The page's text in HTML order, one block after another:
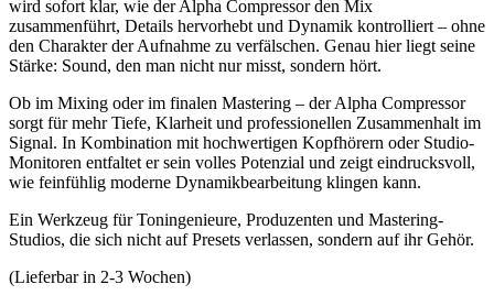
wird sofort klar, wie der Alpha Compressor den Mix
zusammenführt, Details hervorhebt und Dynamik kontrolliert – ohne
den Charakter der Aufnahme zu verfälschen. Genau hier liegt seine
Stärke: Sound, den man nicht nur misst, sondern hört.
Ob im Mixing oder im finalen Mastering – der Alpha Compressor
sorgt für mehr Tiefe, Klarheit und professionellen Zusammenhalt im
Signal. In Kombination mit hochwertigen Kopfhörern oder Studio-
Monitoren entfaltet er sein volles Potenzial und zeigt eindrucksvoll,
wie feinfühlig moderne Dynamikbearbeitung klingen kann.
Ein Werkzeug für Toningenieure, Produzenten und Mastering-
Studios, die sich nicht auf Presets verlassen, sondern auf ihr Gehör.
(Lieferbar in 2-3 Wochen)